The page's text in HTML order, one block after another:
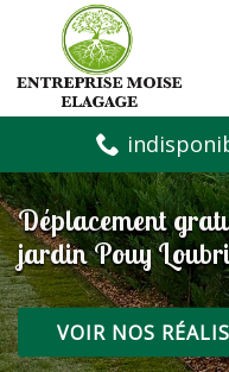
Déplacement
jardin Pouy
VOIR NOS